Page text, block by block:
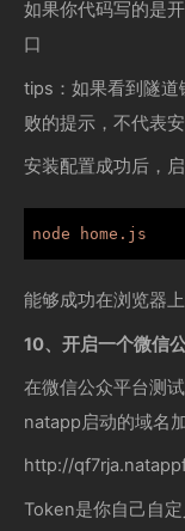
如果你代码写的是
口
tips：如果看到隧道
败的提示，不代表
安装配置成功后，
node home.js
能够成功在浏览器
10、开启一个微信
在微信公众平台测
natapp启动的域名
http://
Token是你自己自